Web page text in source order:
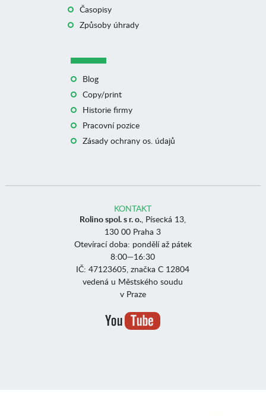
Časopisy
Způsoby úhrady
Blog
Copy/print
Historie firmy
Pracovní pozice
Zásady ochrany os. údajů
KONTAKT
Rolino spol. s r. o., Písecká 13,
130 00 Praha 3
Otevírací doba: pondělí až pátek
8:00—16:30
IČ: 47123605, značka C 12804
vedená u Městského soudu
v Praze